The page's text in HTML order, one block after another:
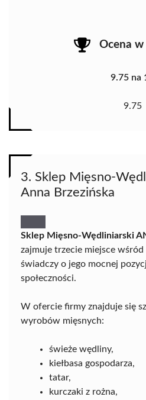
Ocena
9.75 na
9.75
3. Sklep Mięsno-
Anna Brzezińska
Sklep Mięsno-Wędliniarski
zajmuje trzecie miejsce
świadczy o jego mocnej
społeczności.
W ofercie firmy znajduje się
wyrobów mięsnych:
świeże wędliny,
kiełbasa gospodarza,
tatar,
kurczaki z rożna,